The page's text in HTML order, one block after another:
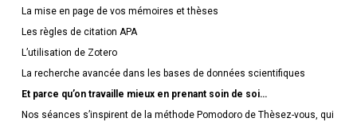
La mise en page de vos mémoires et thèses
Les règles de citation APA
L’utilisation de Zotero
La recherche avancée dans les bases de données scientifiques
Et parce qu’on travaille mieux en prenant soin de soi…
Nos séances s’inspirent de la méthode Pomodoro de Thèsez-vous, qui